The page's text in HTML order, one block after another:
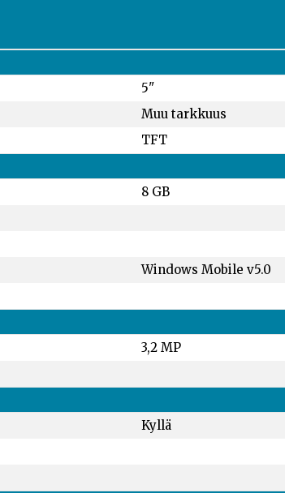
5"
Muu tarkkuus
TFT
8 GB
Windows Mobile v5.0
3,2 MP
Kyllä